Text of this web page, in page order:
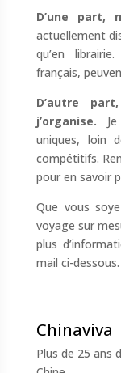
D’une part,
actuellement
qu’en
français,
D’autre
j’organise.
uniques, loin
compétitifs.
pour en savoir
Que vous
voyage sur
plus
mail ci-dessous.
Chinaviva
Plus de 25 ans